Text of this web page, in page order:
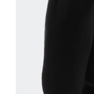
Cintura
Meça ao
Meça ao